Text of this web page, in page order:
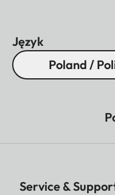
Język
Poland /
Service &